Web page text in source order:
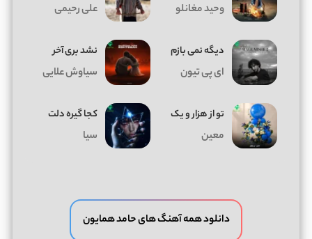
وحید مغانلو علی رحیمی
دیگه نمی بازم
ای پی تیون
نشد بری آخر
سیاوش علایی
تو از هزار و یک
معین
کجا گیره دلت
سیا
دانلود همه آهنگ های حامد همایون